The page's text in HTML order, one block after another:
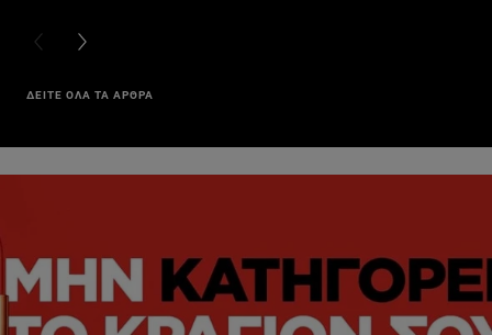
PREVIOUS CARD
NEXT CARD
ΔΕΙΤΕ ΟΛΑ ΤΑ ΑΡΘΡΑ